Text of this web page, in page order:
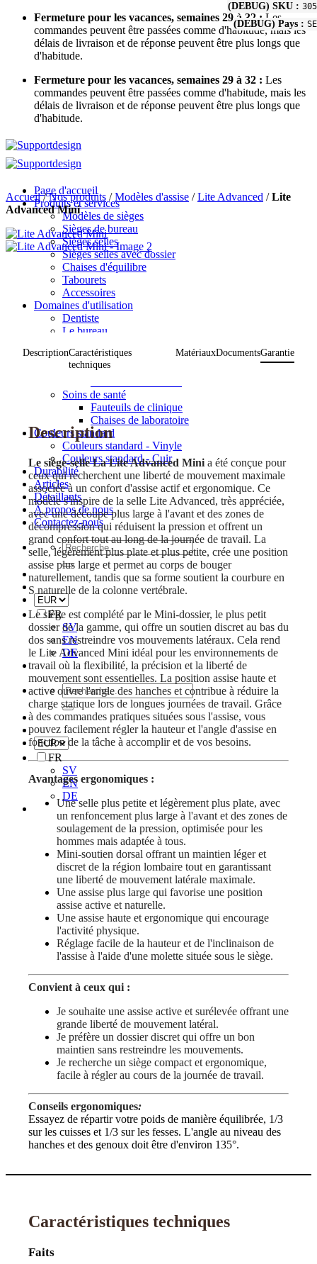
Skip
content
Fermeture pour les vacances, semaines 29 à 32 :Les
commandes peuvent être passées comme d'habitude, mais les
délais de livraison et de réponse peuvent être plus longs que
d'habitude.
Fermeture pour les vacances, semaines 29 à 32 : Les
commandes peuvent être passées comme d'habitude, mais les
délais de livraison et de réponse peuvent être plus longs que
d'habitude.
Page d'accueil
Produits et services
Modèles de sièges
Sièges de bureau
Sièges selles
Sièges selles avec dossier
Chaises d'équilibre
Tabourets
Accessoires
Domaines d'utilisation
Dentiste
Le bureau
Vétérinaire
Skönhet
Soins de santé
Fauteuils de clinique
Chaises de laboratoire
Couleurs standard
Couleurs standard - Vinyle
Couleurs standard - Cuir
Durabilité
Articles
Détaillants
À propos de nous
Contactez-nous
Recherche
de
:
FR
SV
EN
DE
Recherche
de
:
FR
SV
EN
DE
Accueil/Nos produits /Modèles d'assise /Lite Advanced /Lite
Advanced Mini
DescriptionCaractéristiques
techniques
MatériauxDocumentsGarantie
Description
Le siège-selleLa Lite Advanced Mini a été conçue pour
ceux qui recherchent une liberté de mouvement maximale
associée à un confort d'assise actif et ergonomique. Ce
modèle s'inspire de la selle Lite Advanced, très appréciée,
avec une découpe plus large à l'avant et des zones de
décompression qui réduisent la pression et offrent un
grand confort tout au long de la journée de travail. La
selle, légèrement plus plate et plus petite, crée une position
assise plus large et permet au corps de bouger
naturellement, tandis que sa forme soutient la courbure en
S naturelle de la colonne vertébrale.
Le siège est complété par le Mini-dossier, le plus petit
dossier de la gamme, qui offre un soutien discret au bas du
dos sans restreindre vos mouvements latéraux. Cela rend
le Lite Advanced Mini idéal pour les environnements de
travail où la flexibilité, la précision et la liberté de
mouvement sont essentielles. La position assise haute et
active ouvre l'angle des hanches et contribue à réduire la
charge statique lors de longues journées de travail. Grâce
à des commandes pratiques situées sous l'assise, vous
pouvez facilement régler la hauteur et l'angle d'assise en
fonction de la tâche à accomplir et de vos besoins.
Avantages ergonomiques :
Une selle plus petite et légèrement plus plate, avec
un renfoncement plus large à l'avant et des zones de
soulagement de la pression, optimisée pour les
hommes mais adaptée à tous.
Mini-soutien dorsal offrant un maintien léger et
discret de la région lombaire tout en garantissant
une liberté de mouvement latérale maximale.
Une assise plus large qui favorise une position
assise active et naturelle.
Une assise haute et ergonomique qui encourage
l'activité physique.
Réglage facile de la hauteur et de l'inclinaison de
l'assise à l'aide d'une molette située sous le siège.
Convient à ceux qui :
Je souhaite une assise active et surélevée offrant une
grande liberté de mouvement latéral.
Je préfère un dossier discret qui offre un bon
maintien sans restreindre les mouvements.
Je recherche un siège compact et ergonomique,
facile à régler au cours de la journée de travail.
Conseils ergonomiques:
Essayez de répartir votre poids de manière équilibrée, 1/3
sur les cuisses et 1/3 sur les fesses. L'angle au niveau des
hanches et des genoux doit être d'environ 135°.
Caractéristiques techniques
Faits
(DEBUG) SKU : 305
(DEBUG) Pays : SE